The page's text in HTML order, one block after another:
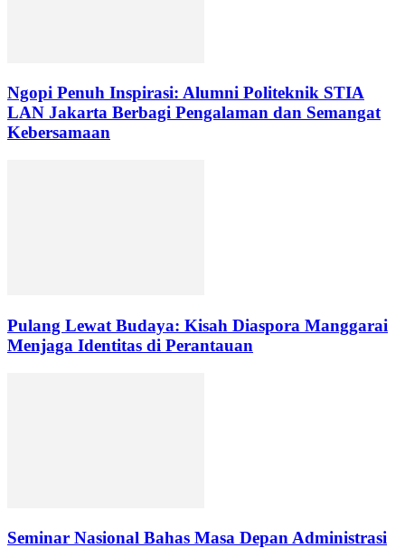
Ngopi Penuh Inspirasi: Alumni Politeknik STIA
LAN Jakarta Berbagi Pengalaman dan Semangat
Kebersamaan
Pulang Lewat Budaya: Kisah Diaspora Manggarai
Menjaga Identitas di Perantauan
Seminar Nasional Bahas Masa Depan Administrasi